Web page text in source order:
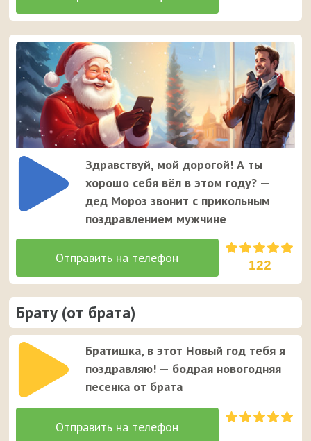
Здравствуй, мой дорогой! А ты
хорошо себя вёл в этом году? —
дед Мороз звонит с прикольным
поздравлением мужчине
122
Брату (от брата)
Братишка, в этот Новый год тебя я
поздравляю! — бодрая новогодняя
песенка от брата